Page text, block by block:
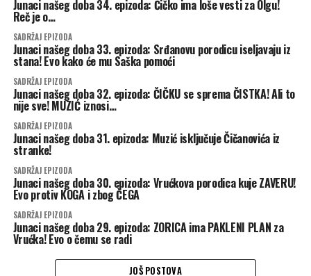
Junaci našeg doba 34. epizoda: Čičko ima loše vesti za Olgu!
Reč je o…
SADRŽAJ EPIZODA
Junaci našeg doba 33. epizoda: Srđanovu porodicu iseljavaju iz
stana! Evo kako će mu Saška pomoći
SADRŽAJ EPIZODA
Junaci našeg doba 32. epizoda: ČIČKU se sprema ČISTKA! Ali to
nije sve! MUZIĆ iznosi…
SADRŽAJ EPIZODA
Junaci našeg doba 31. epizoda: Muzić isključuje Čičanovića iz
stranke!
SADRŽAJ EPIZODA
Junaci našeg doba 30. epizoda: Vrućkova porodica kuje ZAVERU!
Evo protiv KOGA i zbog ČEGA
SADRŽAJ EPIZODA
Junaci našeg doba 29. epizoda: ZORICA ima PAKLENI PLAN za
Vrućka! Evo o čemu se radi
JOŠ POSTOVA